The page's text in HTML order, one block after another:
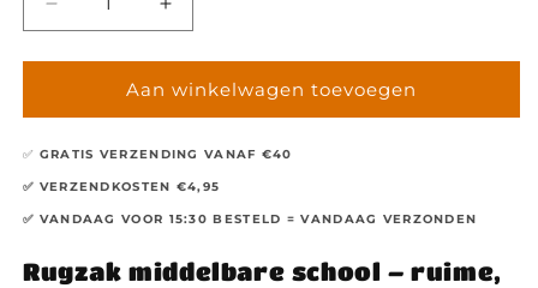
Aantal
verlagen
voor
Rugzak
Dark
Rose
Aantal
verhogen
voor
JEVA
Rugzak
Dark
Rose
Aan winkelwagen toevoegen
✅ GRATIS VERZENDING VANAF €40
✅ VERZENDKOSTEN €4,95
✅ VANDAAG VOOR 15:30 BESTELD = VANDAAG VERZONDEN
Rugzak middelbare school – ruime,